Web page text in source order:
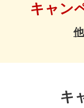
キャン
キ